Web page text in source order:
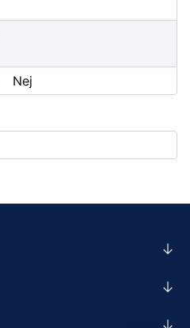
Nej
Fre 07.30-15.00.